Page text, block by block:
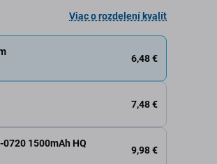
Viac o rozdelení kvalít
7,48 €
6,48 €
1500mAh HQ
9,98 €